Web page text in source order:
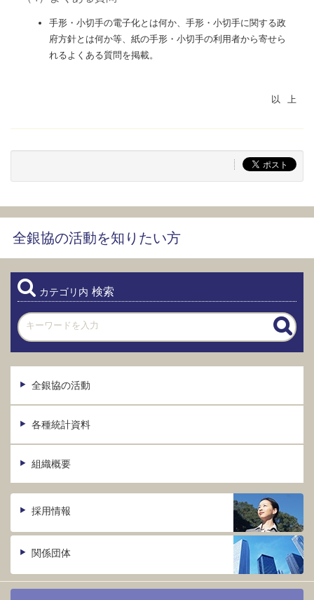
手形・小切手の電子化とは何か、手形・小切手に関する政
府方針とは何か等、紙の手形・小切手の利用者から寄せら
れるよくある質問を掲載。
全銀協の活動を知りたい方
カテゴリ内 検索
全銀協の活動
各種統計資料
組織概要
採用情報
関係団体